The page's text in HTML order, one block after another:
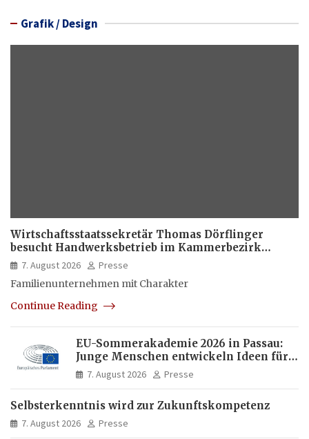
Grafik / Design
Wirtschaftsstaatssekretär Thomas Dörflinger
besucht Handwerksbetrieb im Kammerbezirk
Freiburg
7. August 2026
Presse
Familienunternehmen mit Charakter
Continue Reading
EU-Sommerakademie 2026 in Passau:
Junge Menschen entwickeln Ideen für
Europas Zukunft
7. August 2026 Presse
Selbsterkenntnis wird zur Zukunftskompetenz
7. August 2026 Presse